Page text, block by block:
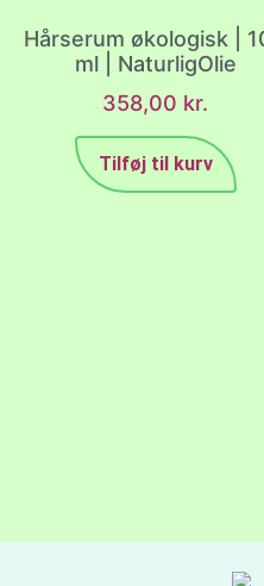
Hårserum økologisk |
ml | NaturligOlie
358,00 kr.
Tilføj til kurv